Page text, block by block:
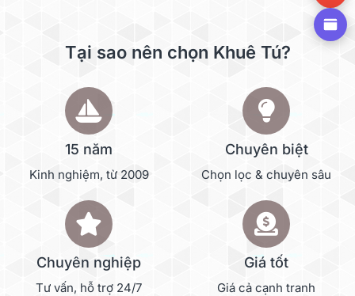
Tại sao nên chọn Khuê Tú?
15 năm
Kinh nghiệm, từ 2009
Chuyên biệt
Chọn lọc & chuyên sâu
Chuyên nghiệp
Tư vấn, hỗ trợ 24/7
Giá tốt
Giá cả cạnh tranh